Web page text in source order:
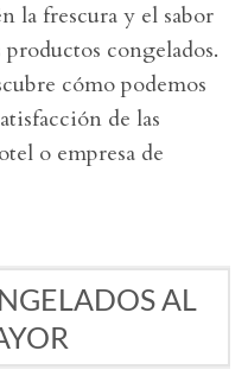
la frescura y el sabor
congelados.
cómo podemos
de las
o empresa de
AL